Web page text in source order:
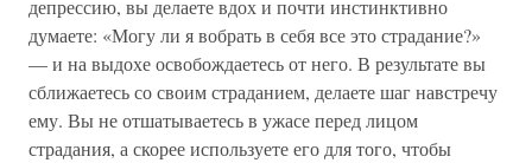
депрессию, вы делаете вдох и почти инстинктивно
думаете: «Могу ли я вобрать в себя все это страдание?»
— и на выдохе освобождаетесь от него. В результате вы
сближаетесь со своим страданием, делаете шаг навстречу
ему. Вы не отшатываетесь в ужасе перед лицом
страдания, а скорее используете его для того, чтобы